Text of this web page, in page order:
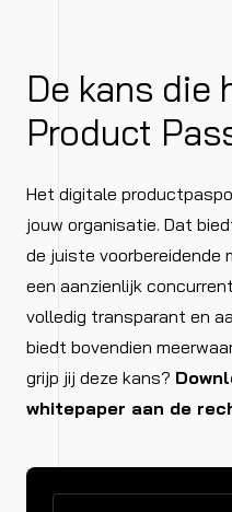
De kans die
Product
Het digitale
jouw organisatie. Dat
de juiste voorbereidende
een aanzienlijk
volledig transparant en
biedt bovendien
grijp jij deze kans?
whitepaper aan de